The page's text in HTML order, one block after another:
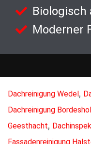
Biologisch
Moderner
Dachreinigung Wedel,
Dachreinigung
Geesthacht,
Fassadenreinigung